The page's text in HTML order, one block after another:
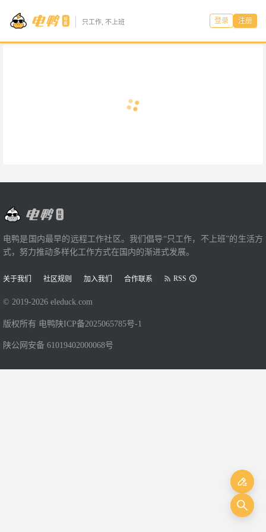
只工作, 不上班 登录 注册
电鸭是国内最早的远程工作社区。我们倡导“只工作，不上班”的生活方
式，努力推动多样化工作方式在国内的渐进式发展。
关于我们 社区规则 加入我们 合作联系 RSS
© 2019-2026 eleduck.com
版权所有 电鸭 陕ICP备2025065785号-1
陕公网安备 61019402000068号